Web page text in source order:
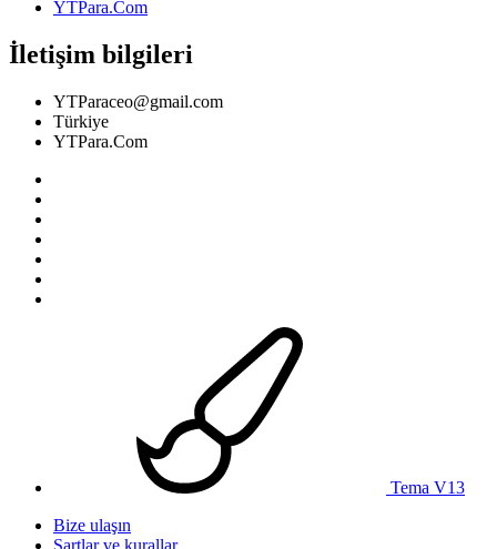
YTPara.Com
İletişim bilgileri
YTParaceo@gmail.com
Türkiye
YTPara.Com
Tema V13
Bize ulaşın
Şartlar ve kurallar